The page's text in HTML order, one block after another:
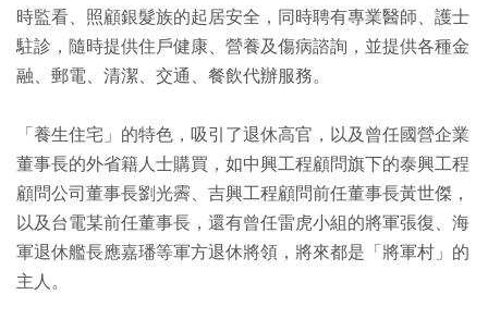
時監看、照顧銀髮族的起居安全，同時聘有專業醫師、護士
駐診，隨時提供住戶健康、營養及傷病諮詢，並提供各種金
融、郵電、清潔、交通、餐飲代辦服務。
「養生住宅」的特色，吸引了退休高官，以及曾任國營企業
董事長的外省籍人士購買，如中興工程顧問旗下的泰興工程
顧問公司董事長劉光霽、吉興工程顧問前任董事長黃世傑，
以及台電某前任董事長，還有曾任雷虎小組的將軍張復、海
軍退休艦長應嘉璠等軍方退休將領，將來都是「將軍村」的
主人。